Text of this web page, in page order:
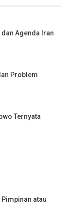
Agenda Iran
Problem
Ternyata
atau